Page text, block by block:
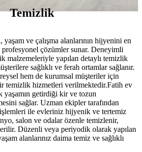
Temizlik
ve çalışma alanlarının hijyenini en
çözümler sunar. Deneyimli
malzemeleriyle yapılan detaylı temizlik
sağlıklı ve ferah ortamlar sağlanır.
hem de kurumsal müşteriler için
temizlik hizmetleri verilmektedir.Fatih ev
getirdiği kir ve tozun
sağlar. Uzman ekipler tarafından
ile evleriniz hijyenik ve tertemiz
salon ve odalar özenle temizlenir,
Düzenli veya periyodik olarak yapılan
alanlarınız daima temiz ve sağlıklı